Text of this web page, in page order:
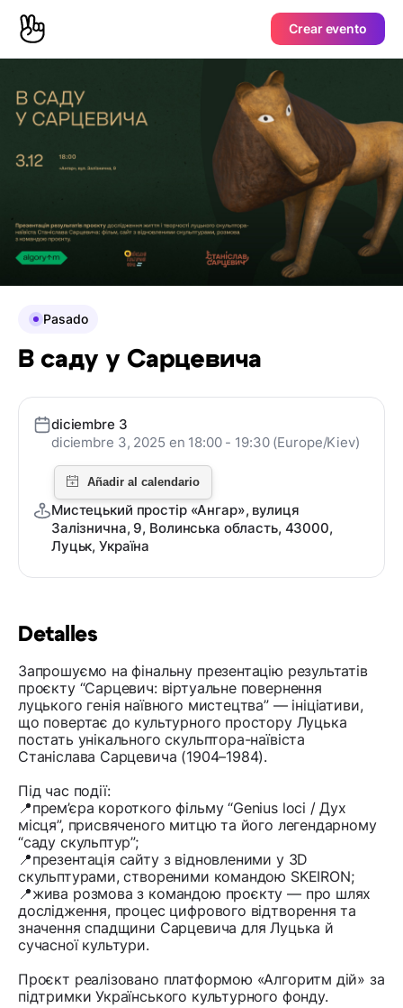
Crear evento
Detalles
Запрошуємо на фінальну презентацію результатів
проєкту “Сарцевич: віртуальне повернення
луцького генія наївного мистецтва” — ініціативи,
що повертає до культурного простору Луцька
постать унікального скульптора-наївіста
Станіслава Сарцевича (1904–1984).
Під час події:
📍прем’єра короткого фільму “Genius loci / Дух
місця”, присвяченого митцю та його легендарному
“саду скульптур”;
📍презентація сайту з відновленими у 3D
скульптурами, створеними командою SKEIRON;
📍жива розмова з командою проєкту — про шлях
дослідження, процес цифрового відтворення та
значення спадщини Сарцевича для Луцька й
сучасної культури.
Проєкт реалізовано платформою «Алгоритм дій» за
підтримки Українського культурного фонду.
Pasado
В саду у Сарцевича
diciembre 3
diciembre 3, 2025 en 18:00 - 19:30 (Europe/Kiev)
Мистецький простір «Ангар», вулиця
Залізнична, 9, Волинська область, 43000,
Луцьк, Україна